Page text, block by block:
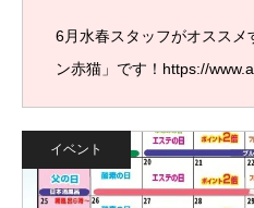
6月水春スタッフがオススメ
ン赤猫」です！https://
イベント